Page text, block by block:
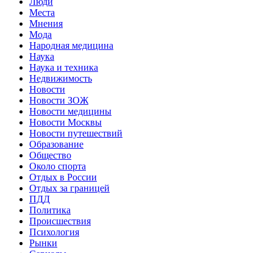
Места
Мнения
Мода
Народная медицина
Наука
Наука и техника
Недвижимость
Новости
Новости ЗОЖ
Новости медицины
Новости Москвы
Новости путешествий
Образование
Общество
Около спорта
Отдых в России
Отдых за границей
ПДД
Политика
Происшествия
Психология
Рынки